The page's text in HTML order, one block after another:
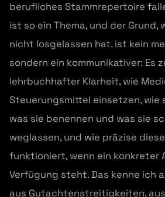
berufliches Stammrepertoire
ist so ein Thema, und der Grund,
nicht losgelassen hat, ist kein
sondern ein kommunikativer: Es
lehrbuchhafter Klarheit, wie
Steuerungsmittel einsetzen, wie
was sie benennen und was sie
weglassen, und wie präzise
funktioniert, wenn ein konkreter
Verfügung steht. Das kenne ich
aus Gutachtenstreitigkeiten, aus